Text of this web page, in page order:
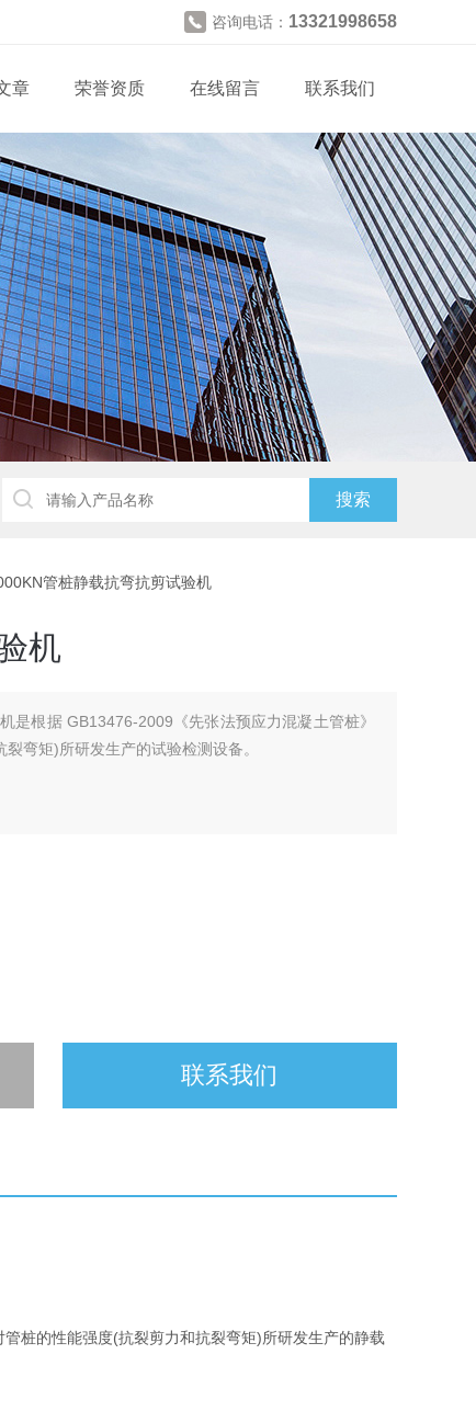
咨询电话： 13321998658
章 荣誉资质 在线留言 联系我们
管桩静载抗弯抗剪试验机
机
是根据 GB13476-2009《先张法预应力混凝土管桩》
弯矩)所研发生产的试验检测设备。
联系我们
桩的性能强度(抗裂剪力和抗裂弯矩)所研发生产的静载